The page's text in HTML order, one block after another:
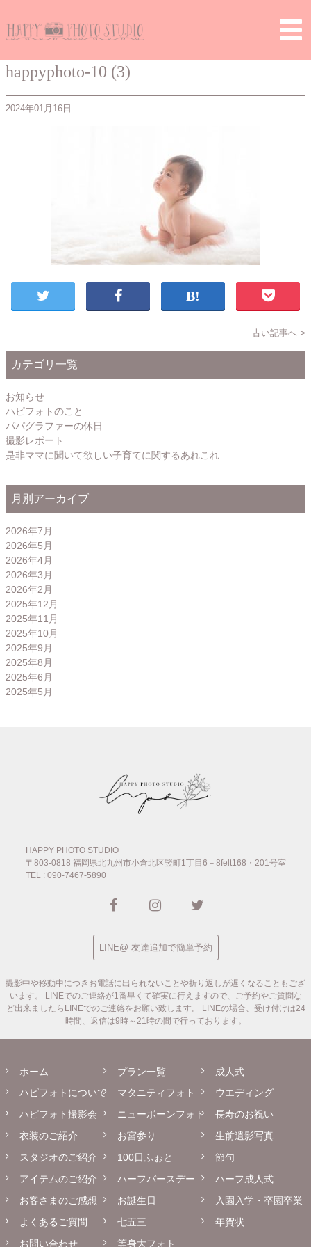
happyphoto-10 (3)
2024年01月16日
古い記事へ >
カテゴリ一覧
お知らせ
ハピフォトのこと
パパグラファーの休日
撮影レポート
是非ママに聞いて欲しい子育てに関するあれこれ
月別アーカイブ
2026年7月
2026年5月
2026年4月
2026年3月
2026年2月
2025年12月
2025年11月
2025年10月
2025年9月
2025年8月
2025年6月
2025年5月
HAPPY PHOTO STUDIO
〒803-0818 福岡県北九州市小倉北区竪町1丁目6－8felt168・201号室
TEL : 090-7467-5890
LINE@ 友達追加で簡単予約
撮影中や移動中につきお電話に出られないことや折り返しが遅くなることもござ
います。
LINEでのご連絡が1番早くて確実に行えますので、ご予約やご質問な
ど出来ましたらLINEでのご連絡をお願い致します。
LINEの場合、受け付けは24
時間、返信は9時～21時の間で行っております。
ホーム
ハピフォトについて
ハピフォト撮影会
衣装のご紹介
スタジオのご紹介
アイテムのご紹介
お客さまのご感想
よくあるご質問
お問い合わせ
プラン一覧
マタニティフォト
ニューボーンフォト
お宮参り
100日ふぉと
ハーフバースデー
お誕生日
七五三
等身大フォト
成人式
ウエディング
長寿のお祝い
生前遺影写真
節句
ハーフ成人式
入園入学・卒園卒業
年賀状